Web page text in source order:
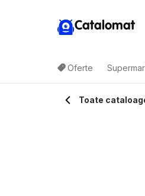
Catalomat
Oferte
Toate